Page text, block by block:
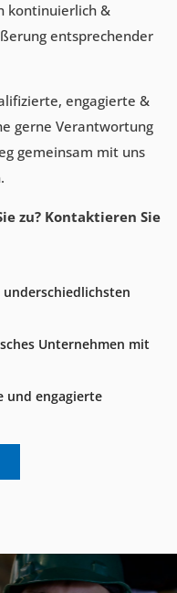
kontinuierlich &
entsprechender
engagierte &
gerne Verantwortung
gemeinsam mit uns
zu? Kontaktieren Sie
Unternehmen mit
und engagierte